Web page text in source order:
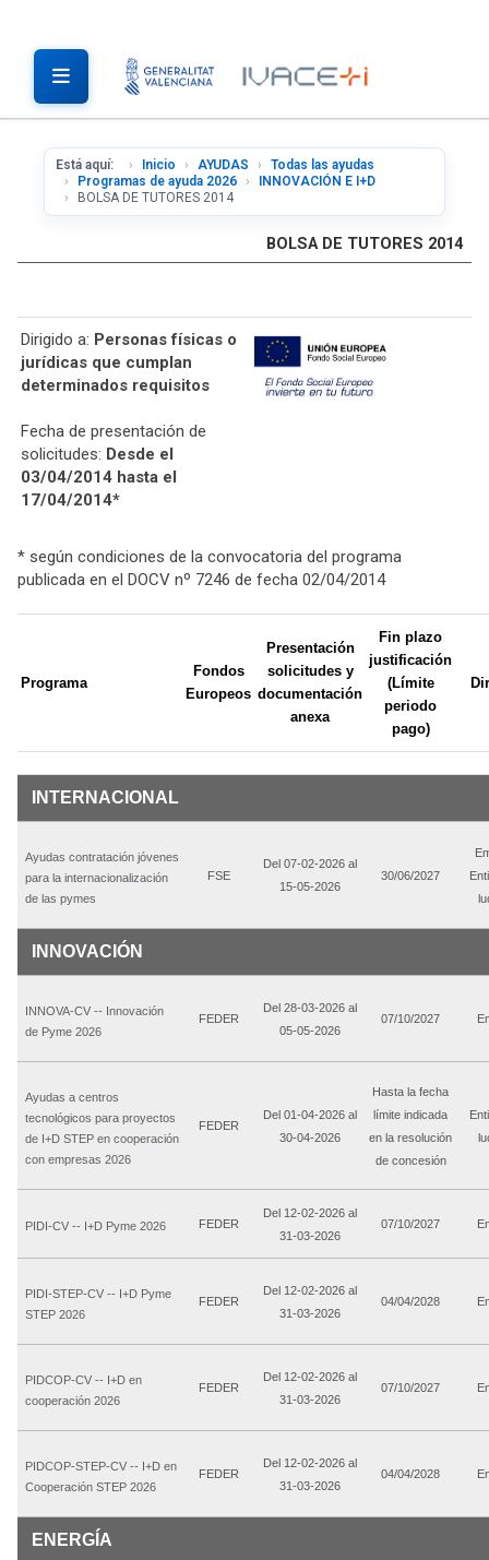
Está aquí: Inicio AYUDAS
Todas las ayudas
Programas de ayuda 2026
INNOVACIÓN E I+D
BOLSA DE TUTORES 2014
BOLSA DE TUTORES 2014
Dirigido a: Personas físicas o
jurídicas que cumplan
determinados requisitos
Fecha de presentación de
solicitudes: Desde el
03/04/2014 hasta el
17/04/2014*
* según condiciones de la convocatoria del programa
publicada en el DOCV nº 7246 de fecha 02/04/2014
Programa
Fondos
Europeos
Presentación
solicitudes y
documentación
anexa
Fin plazo
justificación
(Límite
periodo
pago)
INTERNACIONAL
Ayudas contratación jóvenes
para la internacionalización
de las pymes
FSE
Del 07-02-2026 al
15-05-2026
30/06/2027
INNOVACIÓN
INNOVA-CV -- Innovación
de Pyme 2026
FEDER
Del 28-03-2026 al
05-05-2026
07/10/2027
Ayudas a centros
tecnológicos para proyectos
de I+D STEP en cooperación
con empresas 2026
FEDER
Del 01-04-2026 al
30-04-2026
Hasta la fecha
límite indicada
en la resolución
de concesión
PIDI-CV -- I+D Pyme 2026 FEDER
Del 12-02-2026 al
31-03-2026
07/10/2027
PIDI-STEP-CV -- I+D Pyme
STEP 2026
FEDER
Del 12-02-2026 al
31-03-2026
04/04/2028
PIDCOP-CV -- I+D en
cooperación 2026
FEDER
Del 12-02-2026 al
31-03-2026
07/10/2027
PIDCOP-STEP-CV -- I+D en
Cooperación STEP 2026
FEDER
Del 12-02-2026 al
31-03-2026
04/04/2028
ENERGÍA